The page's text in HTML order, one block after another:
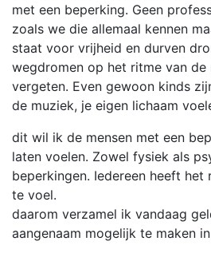
met een beperking. Geen
zoals we die allemaal kennen
staat voor vrijheid en durven
wegdromen op het ritme van de
vergeten. Even gewoon kinds
de muziek, je eigen lichaam
dit wil ik de mensen met een
laten voelen. Zowel fysiek als
beperkingen. Iedereen heeft
te voel.
daarom verzamel ik vandaag
aangenaam mogelijk te maken